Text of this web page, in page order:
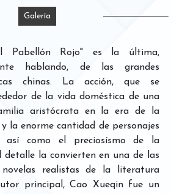
Galería
Pabellón Rojo" es la última,
hablando, de las grandes
chinas. La acción, que se
de la vida doméstica de una
aristócrata en la era de la
la enorme cantidad de personajes
así como el preciosísmo de la
detalle la convierten en una de las
novelas realistas de la literatura
principal, Cao Xueqin fue un